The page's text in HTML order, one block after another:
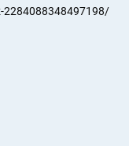
2284088348497198/